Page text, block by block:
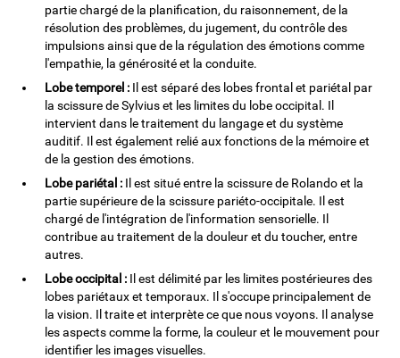
partie chargé de la planification, du raisonnement, de la
résolution des problèmes, du jugement, du contrôle des
impulsions ainsi que de la régulation des émotions comme
l'empathie, la générosité et la conduite.
Lobe temporel : Il est séparé des lobes frontal et pariétal par
la scissure de Sylvius et les limites du lobe occipital. Il
intervient dans le traitement du langage et du système
auditif. Il est également relié aux fonctions de la mémoire et
de la gestion des émotions.
Lobe pariétal : Il est situé entre la scissure de Rolando et la
partie supérieure de la scissure pariéto-occipitale. Il est
chargé de l'intégration de l'information sensorielle. Il
contribue au traitement de la douleur et du toucher, entre
autres.
Lobe occipital : Il est délimité par les limites postérieures des
lobes pariétaux et temporaux. Il s'occupe principalement de
la vision. Il traite et interprète ce que nous voyons. Il analyse
les aspects comme la forme, la couleur et le mouvement pour
identifier les images visuelles.